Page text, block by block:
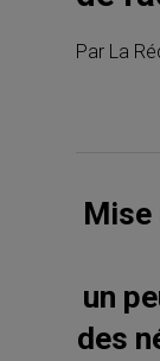
Par La
Mise
un
des